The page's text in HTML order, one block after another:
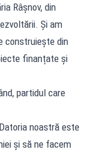
Râșnov, din
Și am
construiește din
finanțate și
partidul care
noastră este
și să ne facem